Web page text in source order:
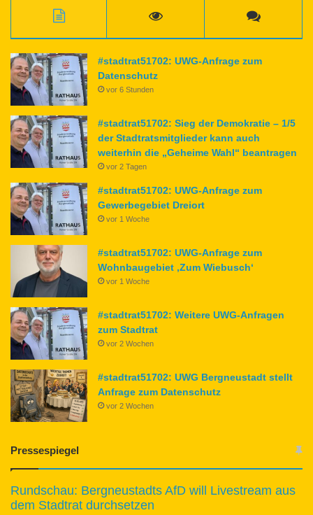
#stadtrat51702: UWG-Anfrage zum
Datenschutz
vor 6 Stunden
#stadtrat51702: Sieg der Demokratie – 1/5
der Stadtratsmitglieder kann auch
weiterhin die „Geheime Wahl“ beantragen
vor 2 Tagen
#stadtrat51702: UWG-Anfrage zum
Gewerbegebiet Dreiort
vor 1 Woche
#stadtrat51702: UWG-Anfrage zum
Wohnbaugebiet ‚Zum Wiebusch‘
vor 1 Woche
#stadtrat51702: Weitere UWG-Anfragen
zum Stadtrat
vor 2 Wochen
#stadtrat51702: UWG Bergneustadt stellt
Anfrage zum Datenschutz
vor 2 Wochen
Pressespiegel
Rundschau: Bergneustadts AfD will Livestream aus
dem Stadtrat durchsetzen